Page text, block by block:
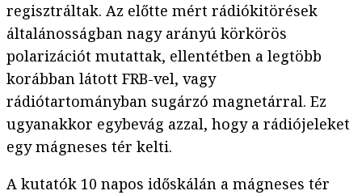
regisztráltak. Az előtte mért rádiókitörések
általánosságban nagy arányú körkörös
polarizációt mutattak, ellentétben a legtöbb
korábban látott FRB-vel, vagy
rádiótartományban sugárzó magnetárral. Ez
ugyanakkor egybevág azzal, hogy a rádiójeleket
egy mágneses tér kelti.
A kutatók 10 napos időskálán a mágneses tér